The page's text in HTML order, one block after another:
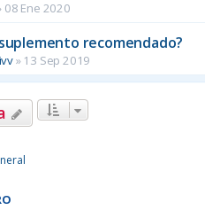
08 Ene 2020
recomendado?
» 13 Sep 2019